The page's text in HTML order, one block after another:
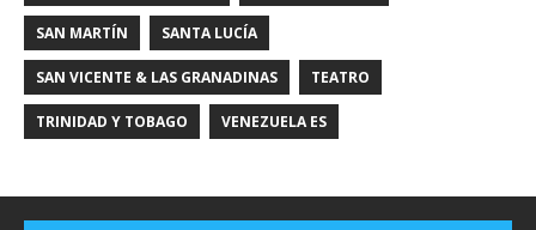
SAN MARTÍN SANTA LUCÍA
SAN VICENTE & LAS GRANADINAS TEATRO
TRINIDAD Y TOBAGO VENEZUELA ES